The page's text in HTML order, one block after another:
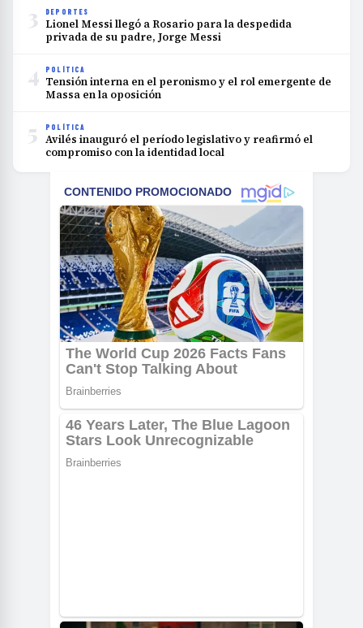
3 DEPORTES
Lionel Messi llegó a Rosario para la despedida
privada de su padre, Jorge Messi
4 POLÍTICA
Tensión interna en el peronismo y el rol emergente de
Massa en la oposición
5 POLÍTICA
Avilés inauguró el período legislativo y reafirmó el
compromiso con la identidad local